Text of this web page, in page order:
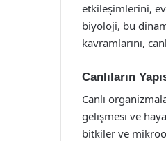
etkileşimlerini,
biyoloji, bu
kavramlarını,
Canlıların
Canlı
gelişmesi ve
bitkiler ve